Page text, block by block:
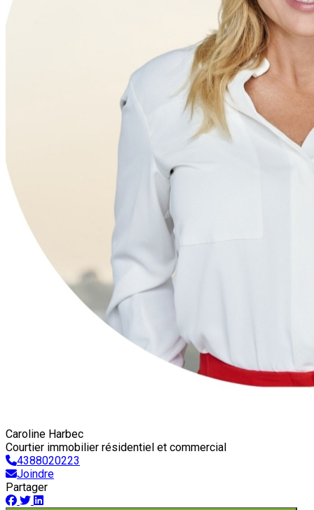
Caroline Harbec
Courtier immobilier résidentiel et commercial
4388020223
Joindre
Partager